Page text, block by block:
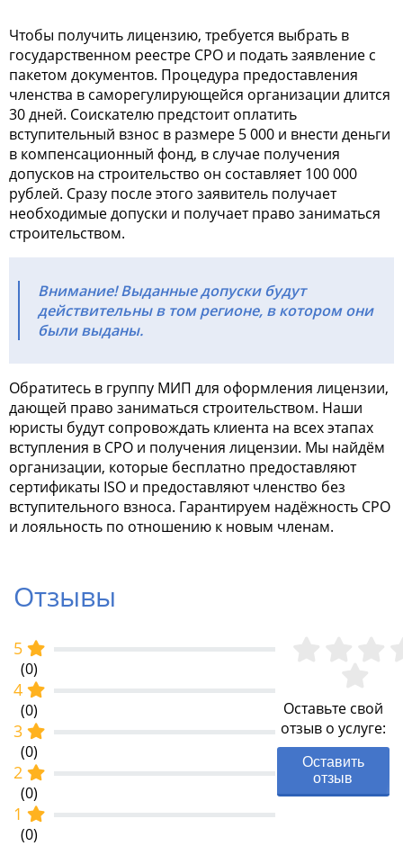
Чтобы получить лицензию, требуется выбрать в
государственном реестре СРО и подать заявление с
пакетом документов. Процедура предоставления
членства в саморегулирующейся организации длится
30 дней. Соискателю предстоит оплатить
вступительный взнос в размере 5 000 и внести деньги
в компенсационный фонд, в случае получения
допусков на строительство он составляет 100 000
рублей. Сразу после этого заявитель получает
необходимые допуски и получает право заниматься
строительством.
Внимание! Выданные допуски будут
действительны в том регионе, в котором они
были выданы.
Обратитесь в группу МИП для оформления лицензии,
дающей право заниматься строительством. Наши
юристы будут сопровождать клиента на всех этапах
вступления в СРО и получения лицензии. Мы найдём
организации, которые бесплатно предоставляют
сертификаты ISO и предоставляют членство без
вступительного взноса. Гарантируем надёжность СРО
и лояльность по отношению к новым членам.
Отзывы
5
(0)
4
(0)
3
(0)
2
(0)
1
(0)
Оставьте свой
отзыв о услуге:
Оставить
отзыв